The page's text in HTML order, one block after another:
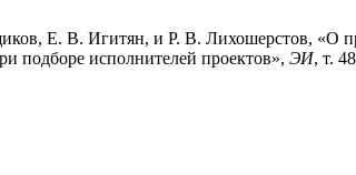
Е. В. Игитян, и Р. В. Лихошерстов, «О
подборе исполнителей проектов», ЭИ, т.